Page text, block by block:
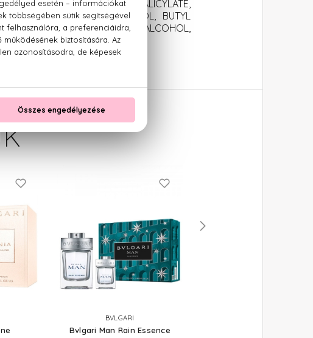
LINALOOL, BENZYL SALICYLATE,
ISOEUGENOL, BUTYL
CITRAL, FARNESOL, ANISE ALCOHOL,
BVLGARI
Bvlgari Man Rain Essence